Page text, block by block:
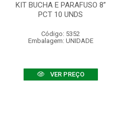
KIT BUCHA E PARAFUSO 8”
PCT 10 UNDS
Código: 5352
Embalagem: UNIDADE
VER PREÇO